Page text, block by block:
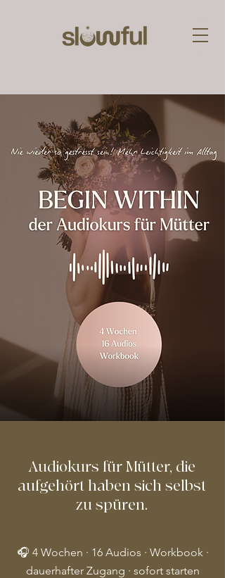
Audiokurs für Mütter, die
aufgehört haben sich selbst
zu spüren.
🎧 4 Wochen · 16 Audios · Workbook ·
dauerhafter Zugang · sofort starten